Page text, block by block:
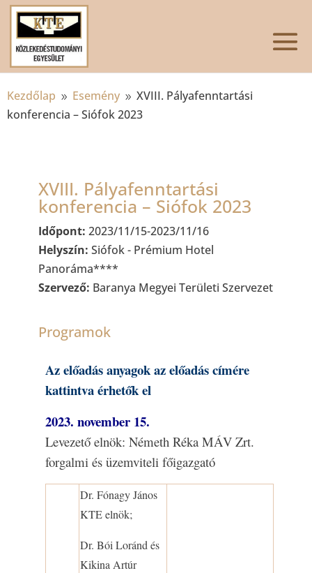
Kezdőlap 9 Esemény 9 XVIII. Pályafenntartási
konferencia – Siófok 2023
XVIII. Pályafenntartási
konferencia – Siófok 2023
Időpont: 2023/11/15-2023/11/16
Helyszín: Siófok - Prémium Hotel
Panoráma****
Szervező: Baranya Megyei Területi Szervezet
Programok
Az előadás anyagok az előadás címére
kattintva érhetők el
2023. november 15.
Levezető elnök: Németh Réka MÁV Zrt.
forgalmi és üzemviteli főigazgató
Dr. Fónagy János
KTE elnök;
Dr. Bói Loránd és
Kikina Artúr